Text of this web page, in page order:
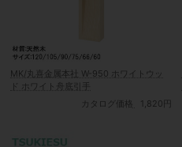
MK/丸喜金属本社 W-950 ホワイトウッ
ド ホワイト舟底引手
カタログ価格
1,820円